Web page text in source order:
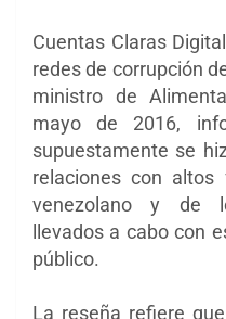
Cuentas Claras
redes de corrupción
ministro de
mayo de 2016,
supuestamente se
relaciones con altos
venezolano y de
llevados a cabo con
público.
La reseña refiere